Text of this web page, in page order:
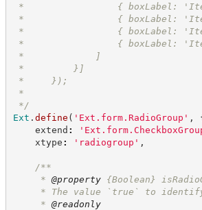
*                 { boxLabel:
*                 { boxLabel:
*                 { boxLabel:
*                 { boxLabel:
*             ]
*         }]
*     });
*
*/
Ext . define ( ' Ext.form.RadioGroup ' ,
extend : '
xtype : ' radiogroup ' ,
/**
* @property {Boolean}
* The value `true` to identify
* @readonly